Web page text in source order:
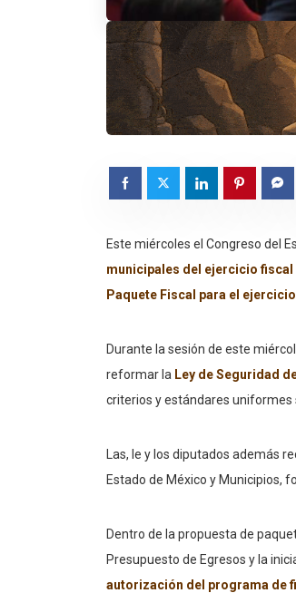
Este miércoles el Congreso del
municipales del ejercicio fiscal
Paquete Fiscal para el
Durante la sesión de este
reformar la Ley de Seguridad
criterios y estándares uniformes
Las, le y los diputados además
Estado de México y Municipios,
Dentro de la propuesta de
Presupuesto de Egresos y la
autorización del programa de